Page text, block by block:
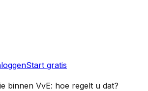
Start gratis
binnen VvE: hoe regelt u dat?